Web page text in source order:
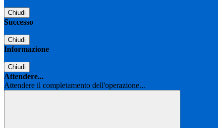
Chiudi
Successo
Chiudi
Informazione
Chiudi
Attendere...
Attendere il completamento dell'operazione...